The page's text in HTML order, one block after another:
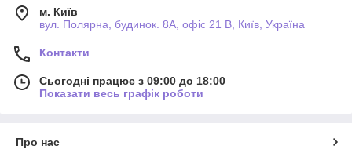
м. Київ
вул. Полярна, будинок. 8А, офіс 21 В, Київ, Україна
Контакти
Сьогодні працює з 09:00 до 18:00
Показати весь графік роботи
Про нас